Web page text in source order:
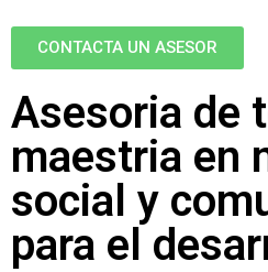
CONTACTA UN ASESOR
Asesoria de
maestria en
social y
para el